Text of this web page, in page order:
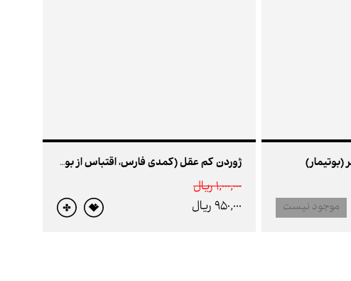
(بوتیمار)
موجود نیست
ژوردن کم عقل (کمدی فارس، اقتباس از بورژوای نجیب زاده اثر مولیر)
1,000,000 ريال
950,000 ريال